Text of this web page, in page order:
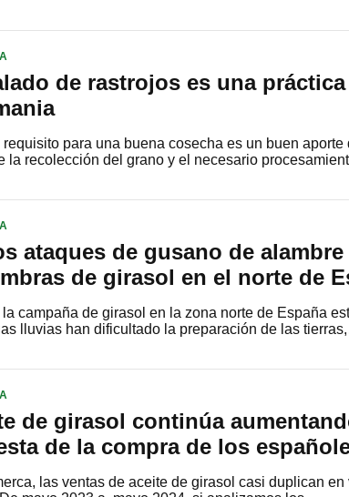
de rastrojos es una
para una buena cosecha es un buen aporte
la recolección del grano y el necesario
ataques de gusano de
de girasol en el norte de
campaña de girasol en la zona norte de España
lluvias han dificultado la preparación de las
de girasol continúa
de la compra de los
las ventas de aceite de girasol casi duplican